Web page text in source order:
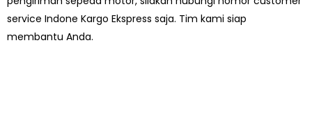
service Indone Kargo Ekspress saja. Tim kami siap
membantu Anda.